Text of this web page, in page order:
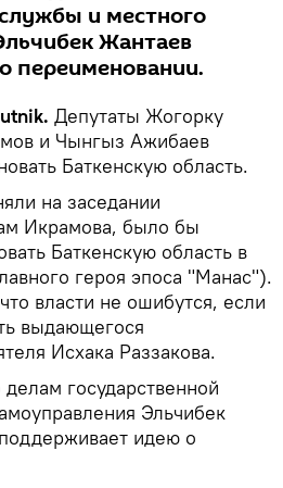
и местного
Жантаев
переименовании.
Депутаты Жогорку
и Чынгыз Ажибаев
Баткенскую область.
на заседании
Икрамова, было бы
Баткенскую область в
героя эпоса "Манас").
власти не ошибутся, если
выдающегося
Исхака Раззакова.
делам государственной
Эльчибек
идею о